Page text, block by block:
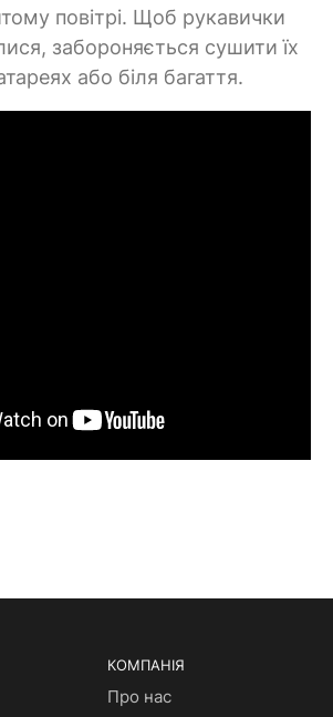
повітрі. Щоб рукавички
забороняється сушити їх
або біля багаття.
КОМПАНІЯ
Про нас